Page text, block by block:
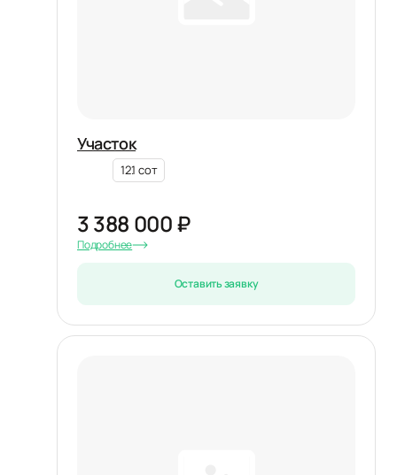
Участок
12.1 сот
3 388 000 ₽
Подробнее
Оставить заявку